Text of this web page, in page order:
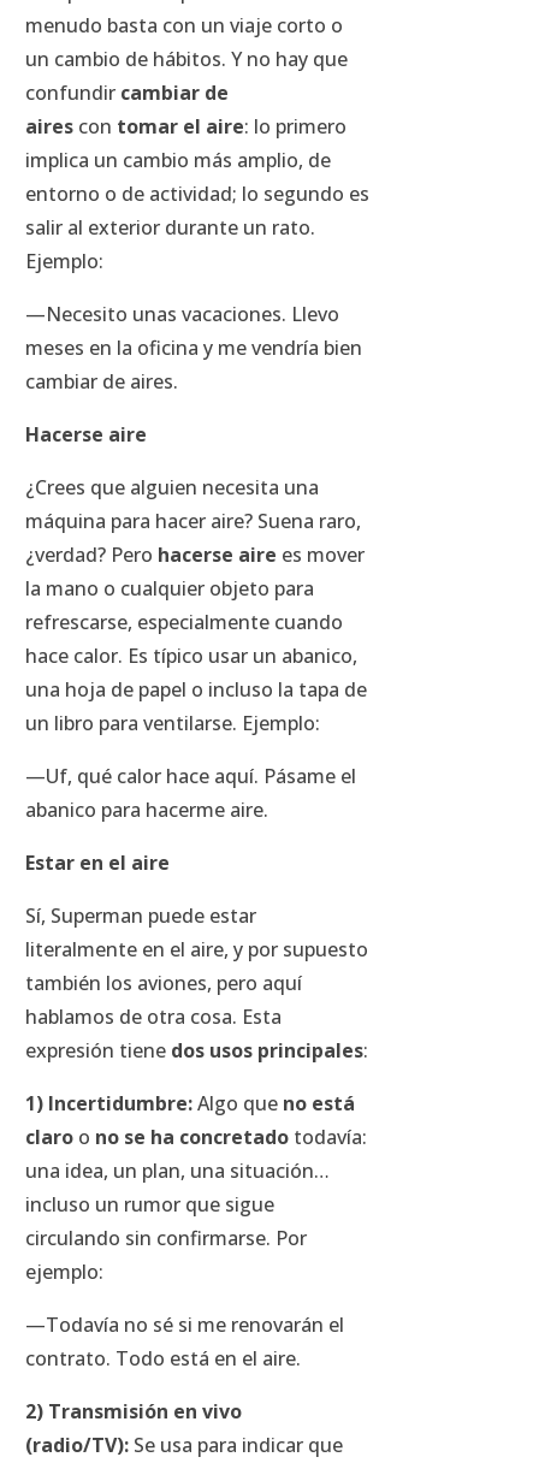
menudo basta con un viaje corto o
un cambio de hábitos. Y no hay que
confundir cambiar de
airescon tomar el aire: lo primero
implica un cambio más amplio, de
entorno o de actividad; lo segundo es
salir al exterior durante un rato.
Ejemplo:
—Necesito unas vacaciones. Llevo
meses en la oficina y me vendría bien
cambiar de aires.
Hacerse aire
¿Crees que alguien necesita una
máquina para hacer aire? Suena raro,
¿verdad? Pero hacerse aire es mover
la mano o cualquier objeto para
refrescarse, especialmente cuando
hace calor. Es típico usar un abanico,
una hoja de papel o incluso la tapa de
un libro para ventilarse. Ejemplo:
—Uf, qué calor hace aquí. Pásame el
abanico para hacerme aire.
Estar en el aire
Sí, Superman puede estar
literalmente en el aire, y por supuesto
también los aviones, pero aquí
hablamos de otra cosa. Esta
expresión tiene dos usos principales:
1) Incertidumbre:Algo que no está
claroo no se ha concretadotodavía:
una idea, un plan, una situación…
incluso un rumor que sigue
circulando sin confirmarse. Por
ejemplo:
—Todavía no sé si me renovarán el
contrato. Todo está en el aire.
2) Transmisión en vivo
(radio/TV):Se usa para indicar que